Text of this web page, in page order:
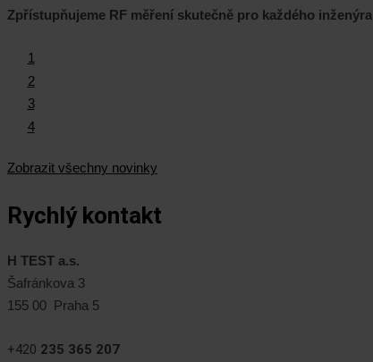
Zpřístupňujeme RF měření skutečně pro každého inženýra
1
2
3
4
Zobrazit všechny novinky
Rychlý kontakt
H TEST a.s.
Šafránkova 3
155 00 Praha 5
+420 235 365 207